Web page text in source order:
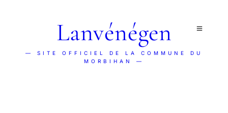
Lanvénégen
— SITE OFFICIEL DE LA COMMUNE DU
MORBIHAN —